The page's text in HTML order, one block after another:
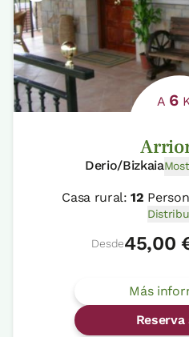
A 6
Derio/Bizkaia
Casa rural:12
Desde45,00
Más
Reserva